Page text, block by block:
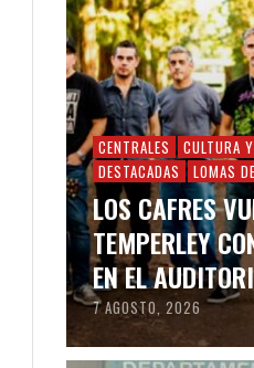
CENTRALES
CULTURA
DESTACADAS
LOMAS
LOS CAFRES
TEMPERLEY
EN EL
7 AGOSTO, 2026